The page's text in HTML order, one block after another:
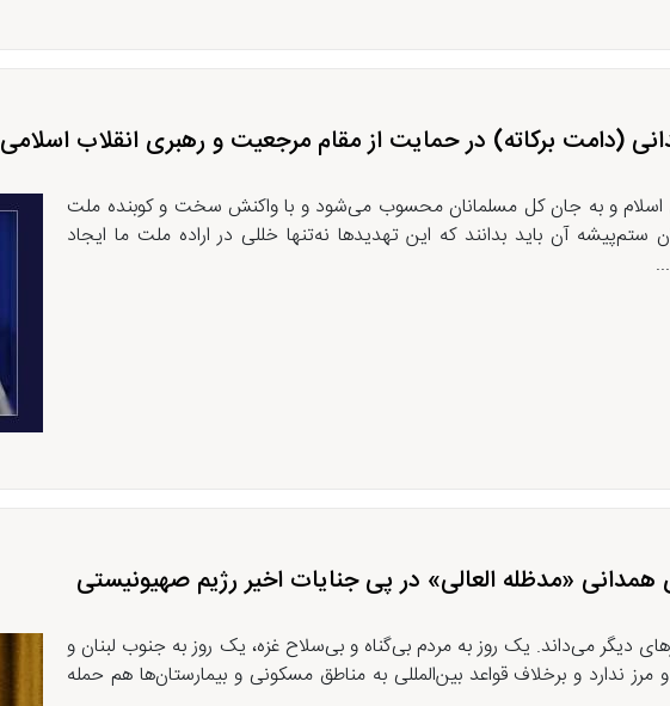
(دامت برکاته) در حمایت از مقام مرجعیت و رهبری انقلاب اسلامی
اسلام و به جان کل مسلمانان محسوب می‌شود و با واکنش سخت و کوبنده ملت
آن باید بدانند که این تهدیدها نه‌تنها خللی در اراده ملت ما ایجاد
«مدظله العالی» در پی جنایات اخیر رژیم صهیونیستی
دیگر می‌داند. یک روز به مردم‌ بی‌گناه و بی‌سلاح غزه، یک روز به جنوب لبنان و
ندارد و برخلاف قواعد بین‌المللی به مناطق مسکونی و بیمارستان‌ها هم حمله